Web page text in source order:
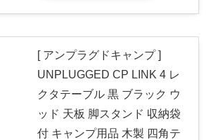
[ アンプラグドキャンプ ]
UNPLUGGED CP LINK 4 レ
クタテーブル 黒 ブラック ウ
ッド 天板 脚スタンド 収納袋
付 キャンプ用品 木製 四角テ